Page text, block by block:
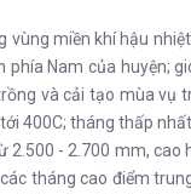
miền khí hậu
phía Nam của huyện;
và cải tạo mùa vụ
400C; tháng thấp
- 2.700 mm, cao
tháng cao điểm